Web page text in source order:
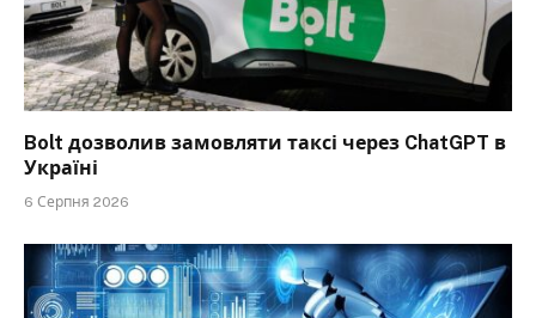
Bolt дозволив замовляти таксі через ChatGPT в
Україні
6 Серпня 2026